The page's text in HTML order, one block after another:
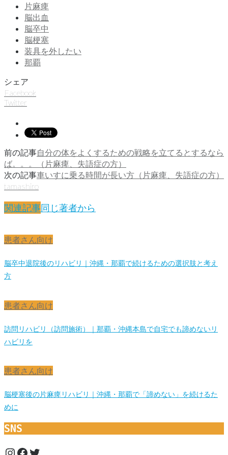
片麻痺
脳出血
脳卒中
脳梗塞
装具を外したい
那覇
シェア
Facebook
Twitter
前の記事自分の体をよくするための戦略を立てるとするなら
ば。。。（片麻痺、失語症の方）
次の記事車いすに乗る時間が長い方（片麻痺、失語症の方）
tamashiro
関連記事同じ著者から
患者さん向け
脳卒中退院後のリハビリ｜沖縄・那覇で続けるための選択肢と考え
方
患者さん向け
訪問リハビリ（訪問施術）｜那覇・沖縄本島で自宅でも諦めないリ
ハビリを
患者さん向け
脳梗塞後の片麻痺リハビリ｜沖縄・那覇で「諦めない」を続けるた
めに
SNS
Instagram
Facebook
Twitter